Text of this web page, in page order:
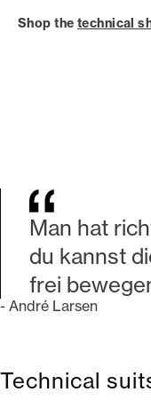
Shop the technical
Man hat
du kannst
frei
- André Larsen
Technical